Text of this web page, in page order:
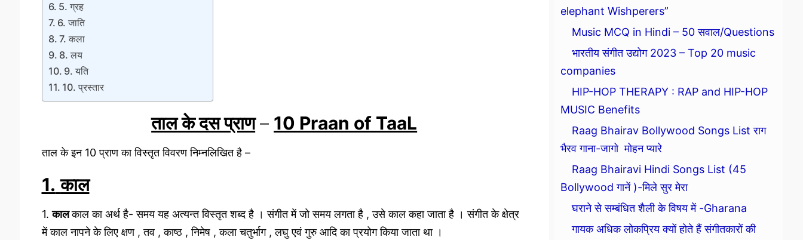
5. ग्रह
6. जाति
7. कला
8. लय
9. यति
10. प्रस्तार
ताल के दस प्राण– 10 Praan of TaaL
ताल के इन 10 प्राण का विस्तृत विवरण निम्नलिखित है –
1. काल
1.कालकाल का अर्थ है- समय यह अत्यन्त विस्तृत शब्द है । संगीत में जो समय लगता है , उसे काल कहा जाता है । संगीत के क्षेत्र
में काल नापने के लिए क्षण , तव , काष्ठ , निमेष , कला चतुर्भाग , लघु एवं गुरु आदि का प्रयोग किया जाता था ।
elephant Wishperers”
Music MCQ in Hindi – 50 सवाल/Questions
भारतीय संगीत उद्योग 2023 – Top 20 music
companies
HIP-HOP THERAPY : RAP and HIP-HOP
MUSIC Benefits
Raag Bhairav Bollywood Songs List राग
भैरव गाना-जागो मोहन प्यारे
Raag Bhairavi Hindi Songs List (45
Bollywood गानें )-मिले सुर मेरा
घराने से सम्बंधित शैली के विषय में -Gharana
गायक अधिक लोकप्रिय क्यों होते हैं संगीतकारों की